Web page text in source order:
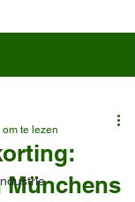
Münchens
te lezen